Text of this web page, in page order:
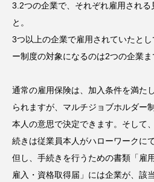
3.2つの企業で、それぞれ雇用される
と。
3つ以上の企業で雇用されていたと
ー制度の対象になるのは2つの企業ま
通常の雇用保険は、加入条件を満た
られますが、マルチジョブホルダー
本人の意思で決定できます。そして
続きは従業員本人がハローワークに
但し、手続きを行うための書類「雇
雇入・資格取得届」には企業が、該